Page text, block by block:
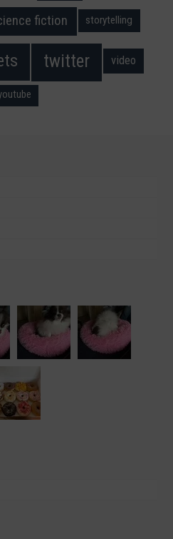
fiction storytelling
twitter video